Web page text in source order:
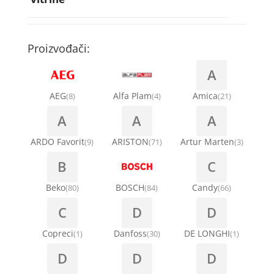
Ručice za vrata za veš mašinu
Šarke za veš mašine
Stakla i okviri vrata za veš mašinu
Termostati i hidrostati za veš mašine
Točkići za sudo mašine
Kompresori za klima uređaje
Kondenz creva
Nosači za klimu
Ostali materijal za montažu klima uređaja
Proizvođači:
AEG(8) Alfa Plam(4)
A
Amica(21)
A
ARDO Favorit(9)
A
ARISTON(71)
A
Artur Marten(3)
B
Beko(80) BOSCH(84)
C
Candy(66)
C
Copreci(1)
D
Danfoss(30)
D
DE LONGHI(1)
D D D